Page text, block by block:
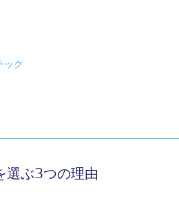
ているため24時間以内に使い切っ
作った氷も、24時間以内に使い切
トリッジ 「マクストラプロ ピュア
クロディスク」は、
(有機フッ素化合物) の一種である
ック
選ぶ3つの理由